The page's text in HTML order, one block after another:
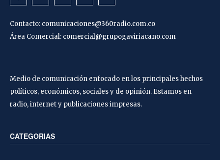
Contacto: comunicaciones@360radio.com.co
Área Comercial: comercial@grupogaviriacano.com
Medio de comunicación enfocado en los principales hechos
políticos, económicos, sociales y de opinión. Estamos en
radio, internet y publicaciones impresas.
CATEGORIAS